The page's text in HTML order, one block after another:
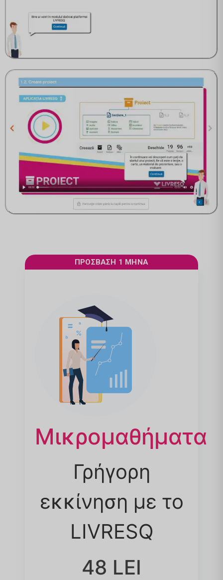
ΠΡΌΣΒΑΣΗ 1 ΜΗΝΑ
Μικρομαθήματα
Γρήγορη
εκκίνηση με το
LIVRESQ
48 LEI